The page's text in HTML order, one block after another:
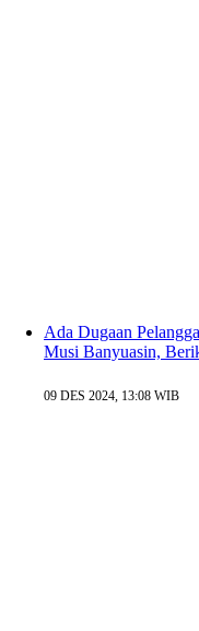
Ada Dugaan
Musi Banyuasin,
09 DES 2024, 13:08 WIB